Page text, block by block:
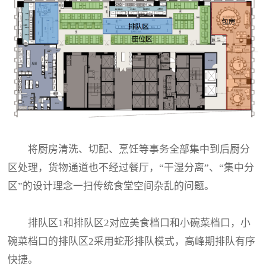
将厨房清洗、切配、烹饪等事务全部集中到后厨分
区处理，货物通道也不经过餐厅，“干湿分离”、“集中分
区”的设计理念一扫传统食堂空间杂乱的问题。
排队区1和排队区2对应美食档口和小碗菜档口，小
碗菜档口的排队区2采用蛇形排队模式，高峰期排队有序
快捷。